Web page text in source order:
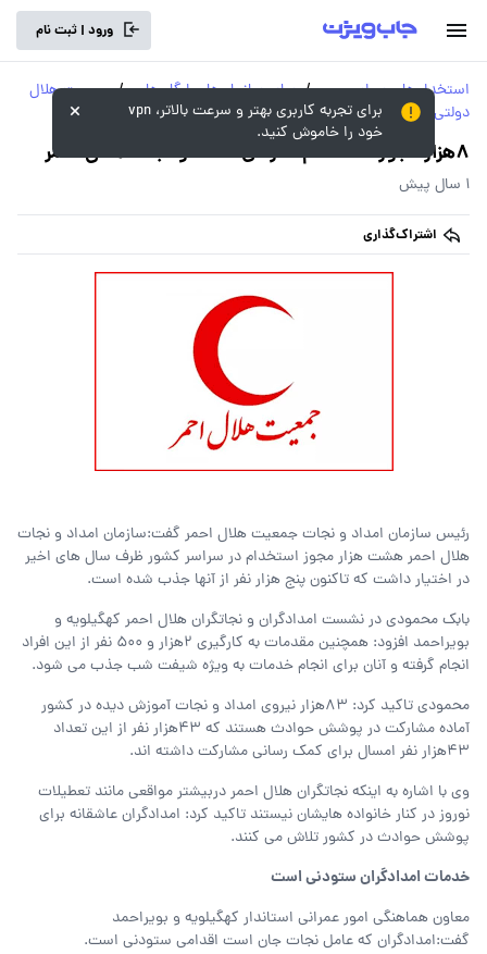
ورود | ثبت نام
استخدام‌های سراسری و
دولتی
/ سایر سازمان‌ها و ارگان‌های
دولتی
/ جمعیت هلال
8هزار مجوز استخدام سازمان امداد و نجات هلال احمر
1 سال پیش
اشتراک‌گذاری
رئیس سازمان امداد و نجات جمعیت هلال احمر گفت:سازمان امداد و نجات
هلال احمر هشت هزار مجوز استخدام در سراسر کشور ظرف سال های اخیر
در اختیار داشت که تاکنون‌ پنج هزار نفر از آنها جذب‌ شده است.
بابک محمودی در نشست امدادگران و نجاتگران هلال احمر کهگیلویه و
بویراحمد افزود: همچنین مقدمات به کارگیری 2هزار و 500 نفر از این افراد
انجام گرفته و آنان برای انجام خدمات به ویژه شیفت شب جذب می شود.
محمودی تاکید کرد: 83هزار نیروی امداد و نجات آموزش دیده در کشور
آماده مشارکت در پوشش حوادث هستند که 43هزار نفر از این تعداد
43هزار نفر امسال برای کمک رسانی مشارکت داشته اند.
وی با اشاره به اینکه نجاتگران هلال احمر دربیشتر مواقعی مانند تعطیلات
نوروز در کنار خانواده هایشان نیستند تاکید کرد: امدادگران عاشقانه برای
پوشش حوادث در کشور تلاش می کنند.
خدمات امدادگران ستودنی است
معاون هماهنگی امور عمرانی استاندار کهگیلویه و بویراحمد
گفت:امدادگران که عامل نجات جان است اقدامی ستودنی است.
برای تجربه کاربری بهتر و سرعت بالاتر، vpn
خود را خاموش کنید.